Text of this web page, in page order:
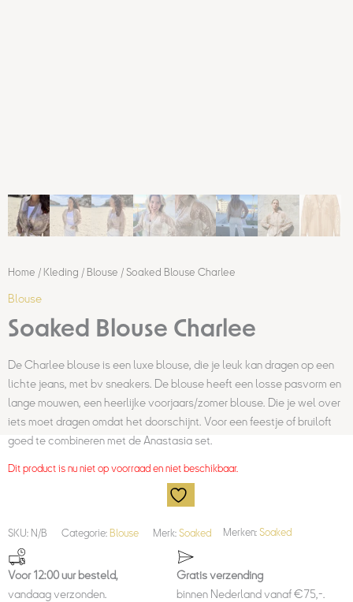
Home / Kleding / Blouse / Soaked Blouse Charlee
Blouse
Soaked Blouse Charlee
De Charlee blouse is een luxe blouse, die je leuk kan dragen op een
lichte jeans, met bv sneakers. De blouse heeft een losse pasvorm en
lange mouwen, een heerlijke voorjaars/zomer blouse. Die je wel over
iets moet dragen omdat het doorschijnt. Voor een feestje of bruiloft
goed te combineren met de Anastasia set.
Dit product is nu niet op voorraad en niet beschikbaar.
SKU: N/B Categorie: Blouse Merk: Soaked Merken: Soaked
Voor 12:00 uur besteld,
vandaag verzonden.
Gratis verzending
binnen Nederland vanaf €75,-.